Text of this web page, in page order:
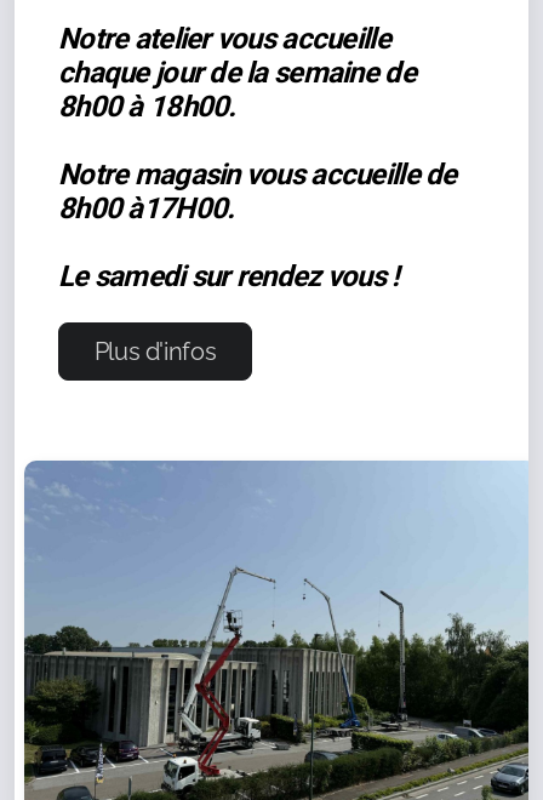
Notre atelier vous accueille
chaque jour de la semaine de
8h00 à 18h00.
Notre magasin vous accueille de
8h00 à17H00.
Le samedi sur rendez vous !
Plus d'infos